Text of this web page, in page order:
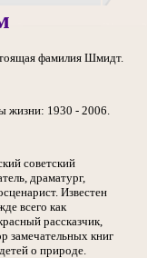
фамилия Шмидт.
жизни: 1930 - 2006.
советский
драматург,
Известен
всего как
рассказчик,
замечательных книг
о природе.